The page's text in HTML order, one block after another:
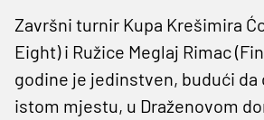
Završni turnir Kupa Krešimira
Eight) i Ružice Meglaj Rimac
godine je jedinstven, budući da
istom mjestu, u Draženovom